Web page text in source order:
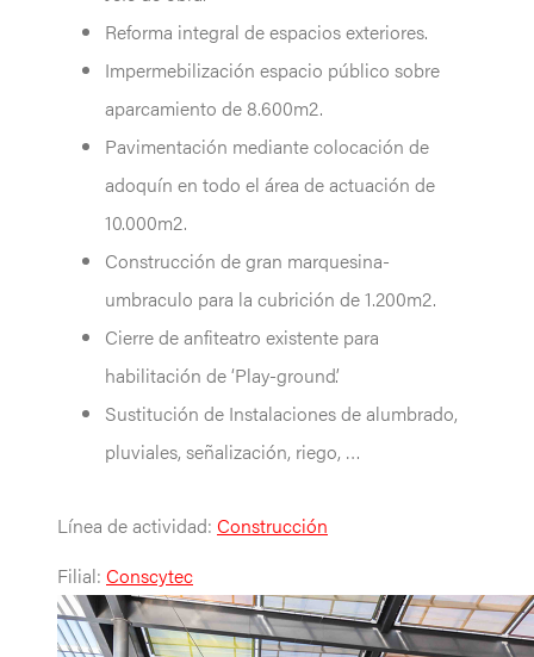
Reforma integral de espacios exteriores.
Impermebilización espacio público sobre
aparcamiento de 8.600m2.
Pavimentación mediante colocación de
adoquín en todo el área de actuación de
10.000m2.
Construcción de gran marquesina-
umbraculo para la cubrición de 1.200m2.
Cierre de anfiteatro existente para
habilitación de ‘Play-ground’.
Sustitución de Instalaciones de alumbrado,
pluviales, señalización, riego, …
Línea de actividad: Construcción
Filial: Conscytec